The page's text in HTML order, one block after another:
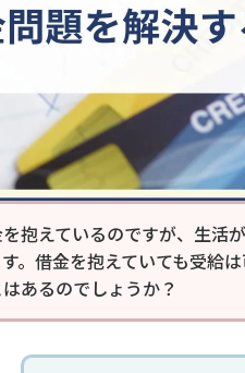
抱えているのですが、生活
。借金を抱えていても受給
あるのでしょうか？